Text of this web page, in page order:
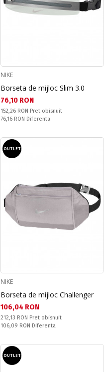
NIKE
Borseta de mijloc Slim 3.0
Текуща цена:
76,10 RON
Pret obisnuit:
152,26 RON Pret obisnuit
Спестявате:
76,16 RON Diferenta
OUTLET
NIKE
Borseta de mijloc Challenger
Текуща цена:
106,04 RON
Pret obisnuit:
212,13 RON Pret obisnuit
Спестявате:
106,09 RON Diferenta
OUTLET